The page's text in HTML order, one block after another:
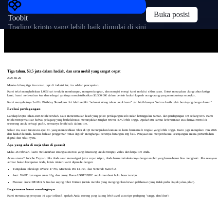
Toobit
Trading kripto yang lebih baik dimulai di sini
Buka posisi
Tiga tahun, $3,5 juta dalam hadiah, dan satu mobil yang sangat cepat
2026-02-26
Mereka bilang tiga itu ramai, tapi di industri ini, itu adalah pencapaian.
Kami telah menghabiskan 1.095 hari terakhir membangun, mengembangkan, dan mengisi energi kami melalui siklus pasar. Untuk merayakan ulang tahun ketiga
kami, kami melewatkan kue dan sebagai gantinya mendistribusikan $3.500.000 dalam bentuk hadiah kepada orang-orang yang membuatnya mungkin.
Kami menyebutnya 3-riffic Birthday Showdown. Ini lebih sedikit "selamat ulang tahun untuk kami" dan lebih banyak "terima kasih telah berdagang dengan kami."
Evolusi perdagangan
Lanskap kripto tahun 2026 telah berubah. Data menceritakan kisah yang jelas: perdagangan solo sudah ketinggalan zaman, dan perdagangan tim sedang tren. Kami
telah memperhatikan bahwa pedagang yang berkolaborasi menunjukkan tingkat retensi 40% lebih tinggi. Apakah itu karena kebersamaan atau hanya memiliki
seseorang untuk berbagi grafik, semuanya lebih baik dalam tim.
Selain itu, rasio futures-to-spot 4:1 yang memecahkan rekor di Q1 menunjukkan komunitas kami bermain di tingkat yang lebih tinggi. Kami juga mengikuti tren 2026
dari hadiah hibrida, karena bahkan penggemar "emas digital" menghargai beratnya batangan 10g fisik. Perayaan ini menjembatani kesenjangan antara pertumbuhan
digital dan nilai nyata.
Apa yang ada di meja (dan di garasi)
Mulai 26 Februari, kami meluncurkan serangkaian misi yang dirancang untuk menguji waktu dan kerja tim Anda.
Acara utama? Porsche Taycan. Jika Anda akan menavigasi jalur cepat kripto, Anda harus melakukannya dengan mobil yang benar-benar bisa mengikuti. Jika rekayasa
Jerman bukan kecepatan Anda, kotak misteri kami dipenuhi dengan:
Tumpukan teknologi: iPhone 17 Pro, MacBook Pro 14-inci, dan Nintendo Switch 2.
Aset: XAUT, batangan emas 10g, dan cukup Bonus USDT/USDC untuk membuat buku besar tersipu.
Mainan: drone DJI Mini 5 Pro dan anjing robot Unitree (untuk mereka yang menginginkan hewan peliharaan yang tidak perlu diajak jalan-jalan).
Bagaimana kami membaginya
Kami merancang perayaan ini agar inklusif, apakah Anda seorang yang datang lebih awal atau tipe pedagang "tunggu dan lihat":